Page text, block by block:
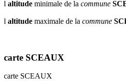
l altitude minimale de la commune
l altitude maximale de la commune
carte SCEAUX
carte SCEAUX